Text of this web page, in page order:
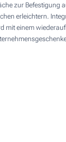
zur Befestigung
erleichtern.
einem